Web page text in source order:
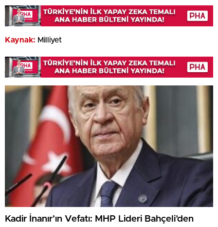
Kaynak: Milliyet
Kadir İnanır’ın Vefatı: MHP Lideri Bahçeli’den